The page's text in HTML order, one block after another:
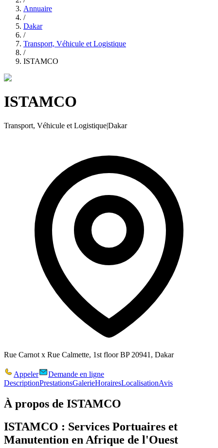
Annuaire
/
Dakar
/
Transport, Véhicule et Logistique
/
ISTAMCO
ISTAMCO
Transport, Véhicule et Logistique|Dakar
Rue Carnot x Rue Calmette, 1st floor BP 20941, Dakar
Appeler
Demande en ligne
DescriptionPrestationsGalerieHorairesLocalisationAvis
À propos de ISTAMCO
ISTAMCO : Services Portuaires et
Manutention en Afrique de l'Ouest